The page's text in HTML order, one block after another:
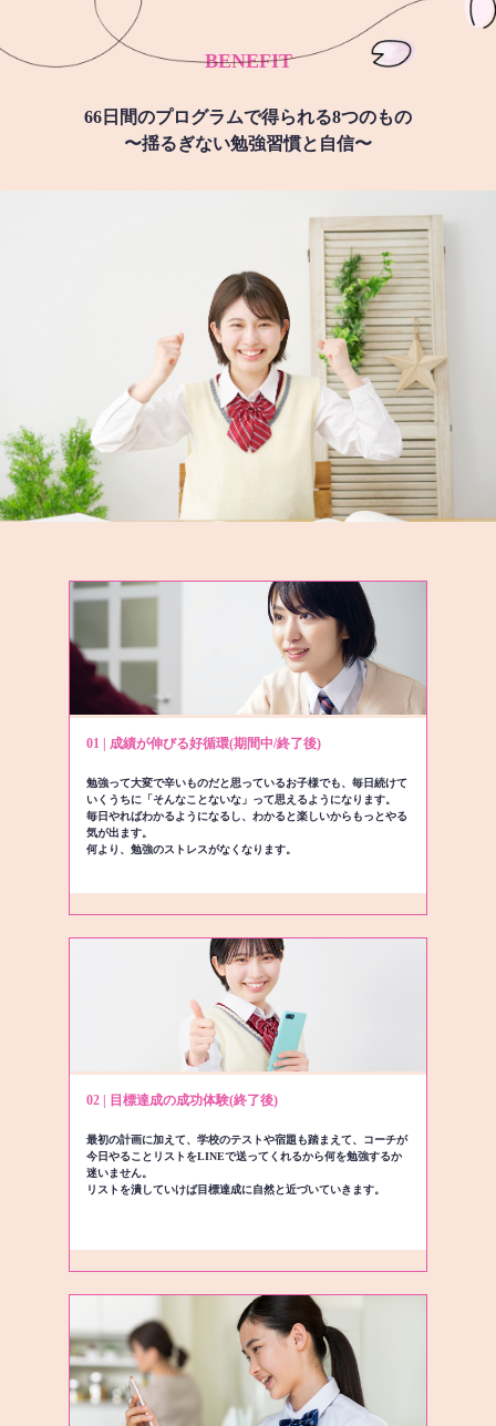
BENEFIT
66日間のプログラムで得られる8つのもの
〜揺るぎない勉強習慣と自信〜
01 | 成績が伸びる好循環(期間中/終了後)
勉強って大変で辛いものだと思っているお子様でも、毎日続けて
いくうちに「そんなことないな」って思えるようになります。
毎日やればわかるようになるし、わかると楽しいからもっとやる
気が出ます。
何より、勉強のストレスがなくなります。
02 | 目標達成の成功体験(終了後)
最初の計画に加えて、学校のテストや宿題も踏まえて、コーチが
今日やることリストをLINEで送ってくれるから何を勉強するか
迷いません。
リストを潰していけば目標達成に自然と近づいていきます。